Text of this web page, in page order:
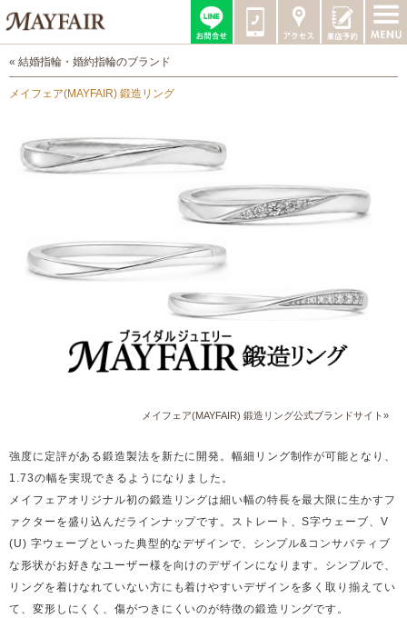
« 結婚指輪・婚約指輪のブランド
メイフェア(MAYFAIR) 鍛造リング
メイフェア(MAYFAIR) 鍛造リング公式ブランドサイト»
強度に定評がある鍛造製法を新たに開発。幅細リング制作が可能となり、
1.73の幅を実現できるようになりました。
メイフェアオリジナル初の鍛造リングは細い幅の特長を最大限に生かすフ
ァクターを盛り込んだラインナップです。ストレート、S字ウェーブ、V
(U) 字ウェーブといった典型的なデザインで、シンプル&コンサバティブ
な形状がお好きなユーザー様を向けのデザインになります。シンプルで、
リングを着けなれていない方にも着けやすいデザインを多く取り揃えてい
て、変形しにくく、傷がつきにくいのが特徴の鍛造リングです。